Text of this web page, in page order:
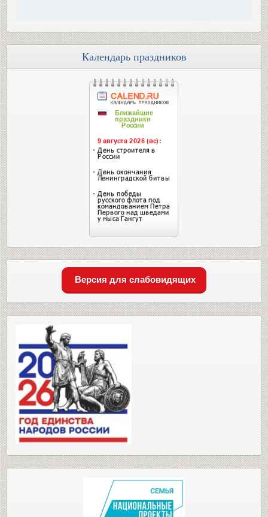
Календарь праздников
Версия для слабовидящих